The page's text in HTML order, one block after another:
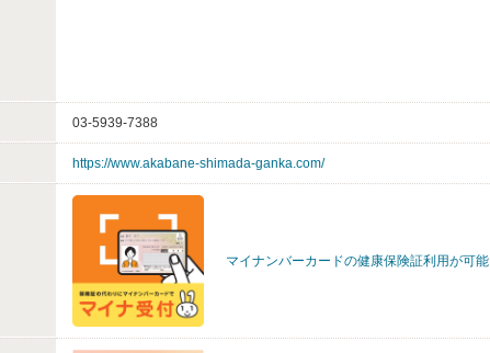
03-5939-7388
https://www.akabane-shimada-ganka.com/
マイナンバーカードの健康保険証利用が可能